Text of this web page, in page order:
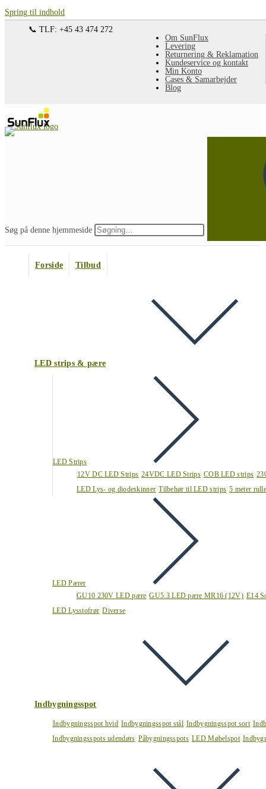
Spring til indhold
Om SunFlux
Levering
Returnering & Reklamation
Kundeservice og kontakt
Min Konto
Cases & Samarbejder
Blog
📞 TLF: +45 43 474 272
Søg på denne hjemmeside
Forside Tilbud
LED strips & pære
LED Strips
12V DC LED Strips 24VDC LED Strips COB LED strips
LED Lys- og diodeskinner Tilbehør til LED strips 5 meter
LED Pærer
GU10 230V LED pære GU5.3 LED pære MR16 (12V) E14
LED Lysstofrør Diverse
Indbygningsspot
Indbygningsspot hvid Indbygningsspot stål Indbygningsspot sort
Indbygningsspots udendørs Påbygningsspots LED Møbelspot